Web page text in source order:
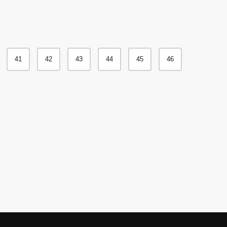
41 42 43 44 45 46